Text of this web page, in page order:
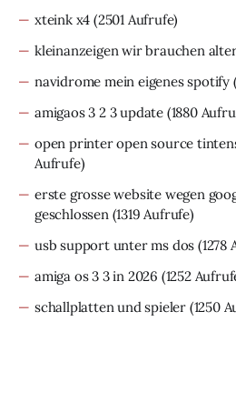
xteink x4 (2501 Aufrufe)
kleinanzeigen wir brauchen
navidrome mein eigenes spotify
amigaos 3 2 3 update (1880
open printer open source
Aufrufe)
erste grosse website wegen
geschlossen(1319 Aufrufe)
usb support unter ms dos (1278
amiga os 3 3 in 2026 (1252
schallplatten und spieler (1250